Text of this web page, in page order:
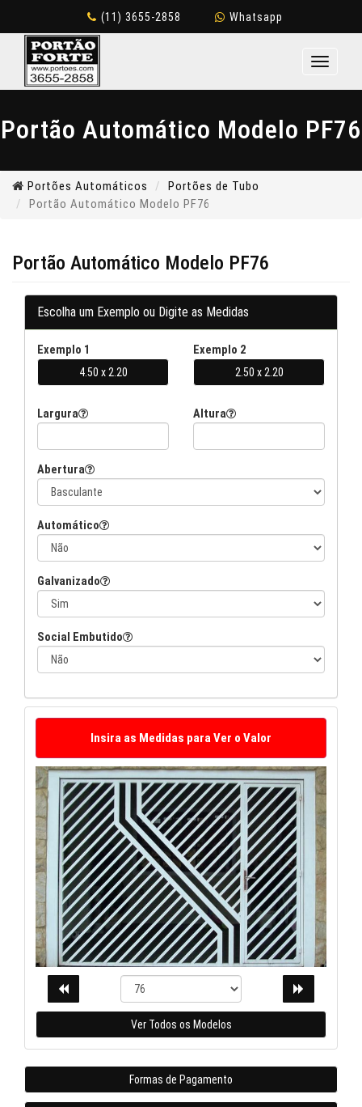
(11) 3655-2858 Whatsapp
Toggle
Portão Automático Modelo PF76
Portões Automáticos
Portões de Tubo
Portão Automático Modelo PF76
Portão Automático Modelo PF76
Escolha um Exemplo ou Digite as Medidas
Exemplo 1 Exemplo 2
Largura Altura
Abertura
Automático
Galvanizado
Social Embutido
Ver Todos os Modelos
Formas de Pagamento